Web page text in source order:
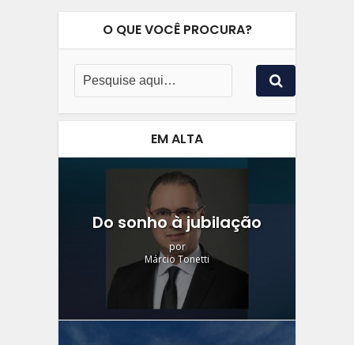
O QUE VOCÊ PROCURA?
EM ALTA
Do sonho à jubilação
por
Márcio Tonetti